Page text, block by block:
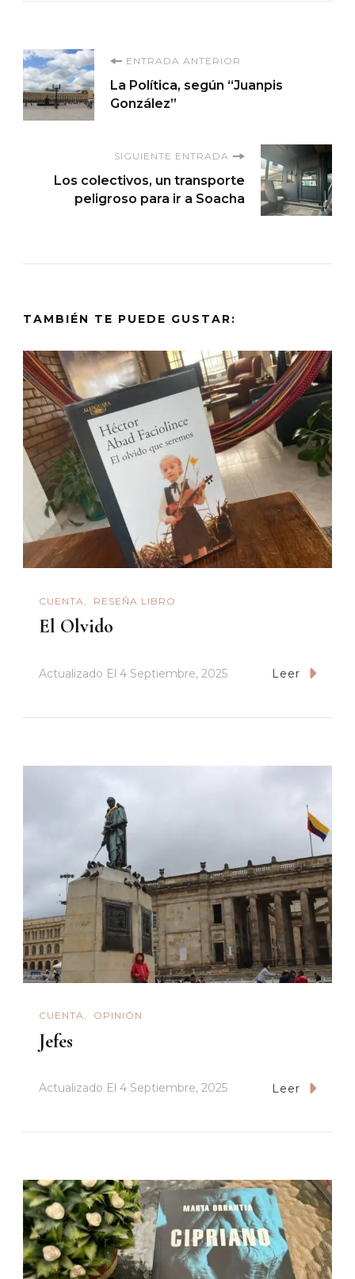
Navegación
de
entradas
ENTRADA ANTERIOR
La Política, según “Juanpis
González”
SIGUIENTE ENTRADA
Los colectivos, un transporte
peligroso para ir a Soacha
TAMBIÉN TE PUEDE GUSTAR:
CUENTA RESEÑA LIBRO
El Olvido
Actualizado El 4 Septiembre, 2025 Leer
CUENTA OPINIÓN
Jefes
Actualizado El 4 Septiembre, 2025 Leer